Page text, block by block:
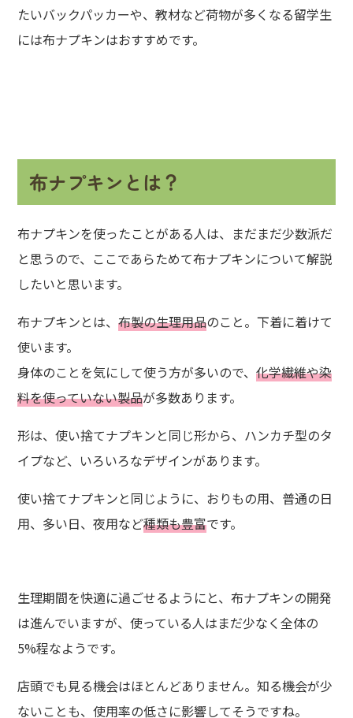
たいバックパッカーや、教材など荷物が多くなる留学生
には布ナプキンはおすすめです。
布ナプキンとは？
布ナプキンを使ったことがある人は、まだまだ少数派だ
と思うので、ここであらためて布ナプキンについて解説
したいと思います。
布ナプキンとは、布製の生理用品のこと。下着に着けて
使います。
身体のことを気にして使う方が多いので、化学繊維や染
料を使っていない製品が多数あります。
形は、使い捨てナプキンと同じ形から、ハンカチ型のタ
イプなど、いろいろなデザインがあります。
使い捨てナプキンと同じように、おりもの用、普通の日
用、多い日、夜用など種類も豊富です。
生理期間を快適に過ごせるようにと、布ナプキンの開発
は進んでいますが、使っている人はまだ少なく全体の
5%程なようです。
店頭でも見る機会はほとんどありません。知る機会が少
ないことも、使用率の低さに影響してそうですね。